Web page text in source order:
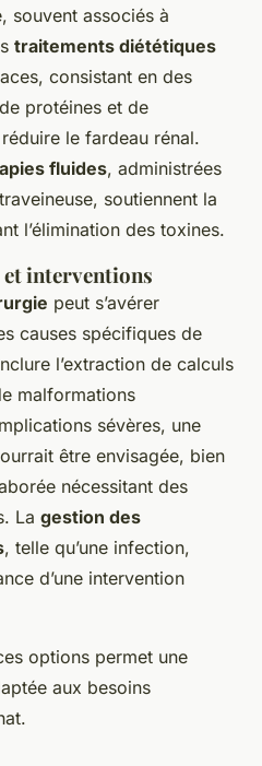
souvent associés à
traitements diététiques
consistant en des
protéines et de
le fardeau rénal.
fluides, administrées
soutiennent la
l’élimination des toxines.
interventions
peut s’avérer
causes spécifiques de
l’extraction de calculs
malformations
sévères, une
être envisagée, bien
nécessitant des
La gestion des
, telle qu’une infection,
d’une intervention
options permet une
aux besoins